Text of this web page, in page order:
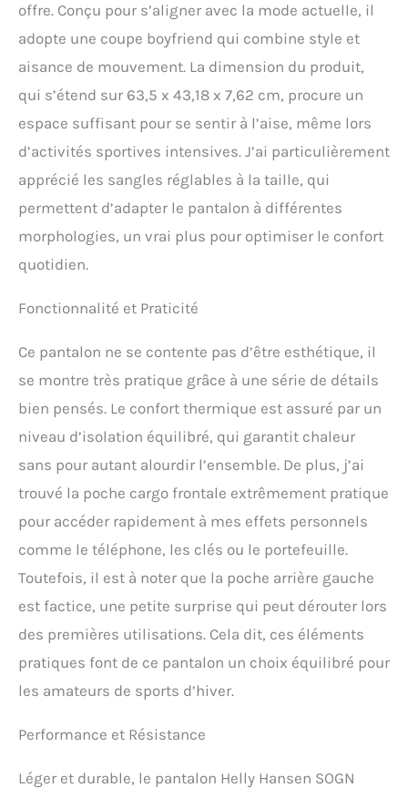
offre. Conçu pour s’aligner avec la mode actuelle, il
adopte une coupe boyfriend qui combine style et
aisance de mouvement. La dimension du produit,
qui s’étend sur 63,5 x 43,18 x 7,62 cm, procure un
espace suffisant pour se sentir à l’aise, même lors
d’activités sportives intensives. J’ai particulièrement
apprécié les sangles réglables à la taille, qui
permettent d’adapter le pantalon à différentes
morphologies, un vrai plus pour optimiser le confort
quotidien.
Fonctionnalité et Praticité
Ce pantalon ne se contente pas d’être esthétique, il
se montre très pratique grâce à une série de détails
bien pensés. Le confort thermique est assuré par un
niveau d’isolation équilibré, qui garantit chaleur
sans pour autant alourdir l’ensemble. De plus, j’ai
trouvé la poche cargo frontale extrêmement pratique
pour accéder rapidement à mes effets personnels
comme le téléphone, les clés ou le portefeuille.
Toutefois, il est à noter que la poche arrière gauche
est factice, une petite surprise qui peut dérouter lors
des premières utilisations. Cela dit, ces éléments
pratiques font de ce pantalon un choix équilibré pour
les amateurs de sports d’hiver.
Performance et Résistance
Léger et durable, le pantalon Helly Hansen SOGN